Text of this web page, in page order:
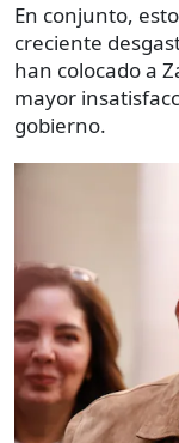
En conjunto,
creciente
han colocado a
mayor
gobierno.